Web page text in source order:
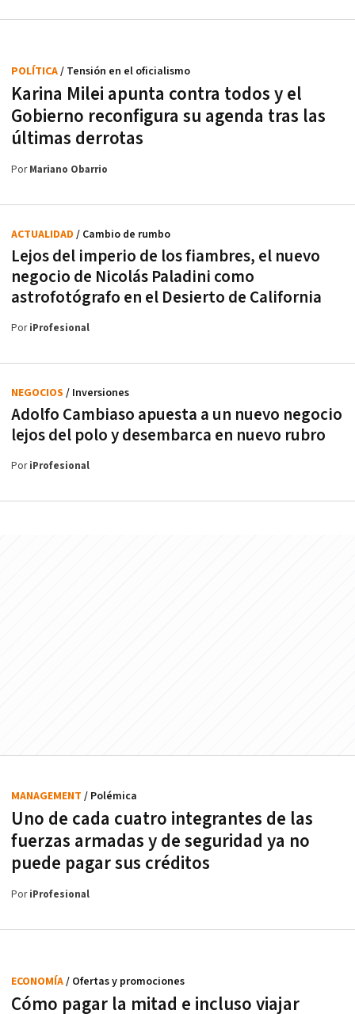
Karina Milei apunta contra todos y el
Gobierno reconfigura su agenda tras las
últimas derrotas
POLÍTICA/ Tensión en el oficialismo
PorMariano Obarrio
Lejos del imperio de los fiambres, el nuevo
negocio de Nicolás Paladini como
astrofotógrafo en el Desierto de California
ACTUALIDAD / Cambio de rumbo
PoriProfesional
Adolfo Cambiaso apuesta a un nuevo negocio
lejos del polo y desembarca en nuevo rubro
NEGOCIOS / Inversiones
PoriProfesional
Uno de cada cuatro integrantes de las
fuerzas armadas y de seguridad ya no
puede pagar sus créditos
MANAGEMENT / Polémica
PoriProfesional
Cómo pagar la mitad e incluso viajar
ECONOMÍA/ Ofertas y promociones